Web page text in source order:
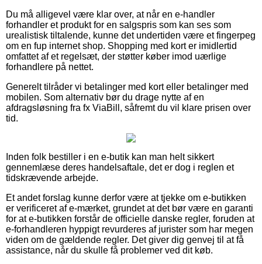
Du må alligevel være klar over, at når en e-handler
forhandler et produkt for en salgspris som kan ses som
urealistisk tiltalende, kunne det undertiden være et fingerpeg
om en fup internet shop. Shopping med kort er imidlertid
omfattet af et regelsæt, der støtter køber imod uærlige
forhandlere på nettet.
Generelt tilråder vi betalinger med kort eller betalinger med
mobilen. Som alternativ bør du drage nytte af en
afdragsløsning fra fx ViaBill, såfremt du vil klare prisen over
tid.
Inden folk bestiller i en e-butik kan man helt sikkert
gennemlæse deres handelsaftale, det er dog i reglen et
tidskrævende arbejde.
Et andet forslag kunne derfor være at tjekke om e-butikken
er verificeret af e-mærket, grundet at det bør være en garanti
for at e-butikken forstår de officielle danske regler, foruden at
e-forhandleren hyppigt revurderes af jurister som har megen
viden om de gældende regler. Det giver dig genvej til at få
assistance, når du skulle få problemer ved dit køb.